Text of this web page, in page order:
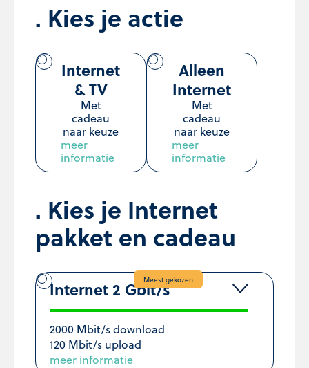
Kies je actie
Internet
& TV
Met
cadeau
naar keuze
meer
informatie
Alleen
Internet
Met
cadeau
naar keuze
meer
informatie
Kies je Internet
pakket en cadeau
Internet 2 Gbit/s
2000 Mbit/s download
120 Mbit/s upload
meer informatie
Meest gekozen